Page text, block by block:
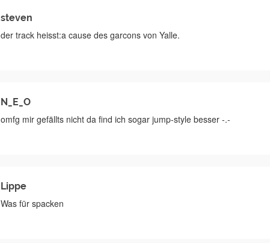
steven
der track heisst:a cause des garcons von Yalle.
N_E_O
omfg mir gefällts nicht da find ich sogar jump-style besser -.-
Lippe
Was für spacken